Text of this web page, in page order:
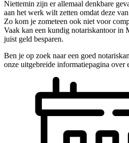
Niettemin zijn er allemaal denkbare
aan het werk wilt zetten omdat deze
Zo kom je zometeen ook niet voor
Vaak kan een kundig notariskantoor in
juist geld besparen.
Ben je op zoek naar een goed
onze uitgebreide informatiepagina over